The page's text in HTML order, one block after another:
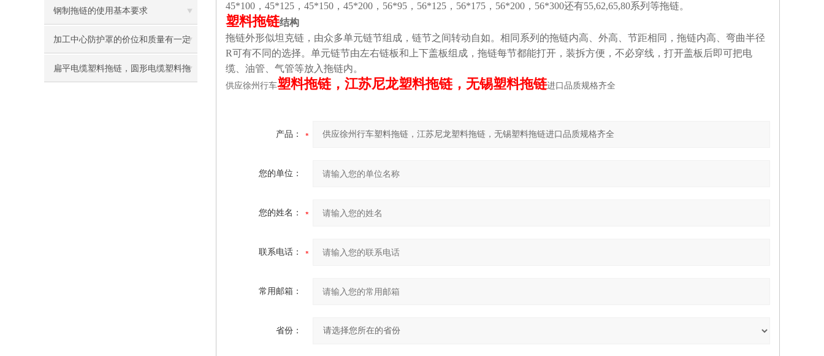
钢制拖链的使用基本要求
加工中心防护罩的价位和质量有一定
的关系
扁平电缆塑料拖链，圆形电缆塑料拖
45*100，45*125，45*150，45*200，56*95，56*125，56*175，56*200，56*300还有55,62,65,80系列等拖链。
塑料拖链结构
拖链外形似坦克链，由众多单元链节组成，链节之间转动自如。相同系列的拖链内高、外高、节距相同，拖链内高、弯曲半径
R可有不同的选择。单元链节由左右链板和上下盖板组成，拖链每节都能打开，装拆方便，不必穿线，打开盖板后即可把电
缆、油管、气管等放入拖链内。
供应徐州行车塑料拖链，江苏尼龙塑料拖链，无锡塑料拖链进口品质规格齐全
产品：
您的单位：
您的姓名：
联系电话：
常用邮箱：
省份：